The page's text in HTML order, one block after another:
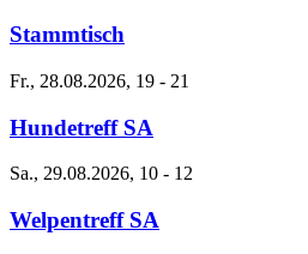
Stammtisch
Fr., 28.08.2026, 19 - 21
Hundetreff SA
Sa., 29.08.2026, 10 - 12
Welpentreff SA